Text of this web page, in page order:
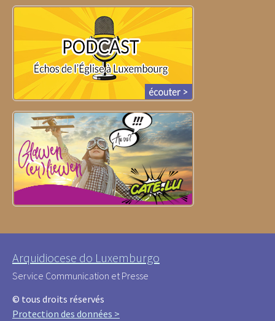
Arquidiocese do Luxemburgo
Service Communication et Presse
© tous droits réservés
Protection des données >